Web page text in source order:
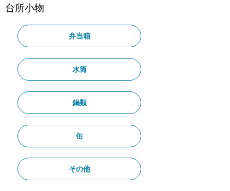
台所小物
弁当箱
水筒
鍋類
缶
その他